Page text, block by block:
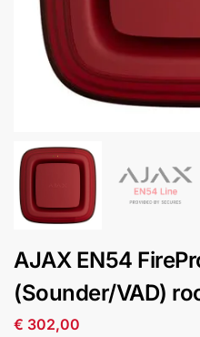
installatie
Alarmsystemen
Camera's
&
Inbraakbeveiliging
AJAX EN54
(Sounder/VAD)
€ 302,00